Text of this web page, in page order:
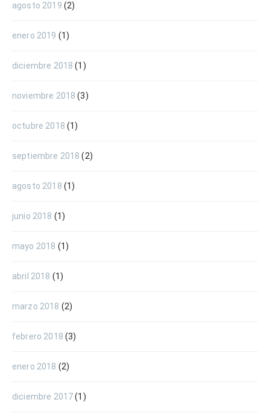
agosto 2019 (2)
enero 2019 (1)
diciembre 2018 (1)
noviembre 2018 (3)
octubre 2018 (1)
septiembre 2018 (2)
agosto 2018 (1)
junio 2018 (1)
mayo 2018 (1)
abril 2018 (1)
marzo 2018 (2)
febrero 2018 (3)
enero 2018 (2)
diciembre 2017(1)